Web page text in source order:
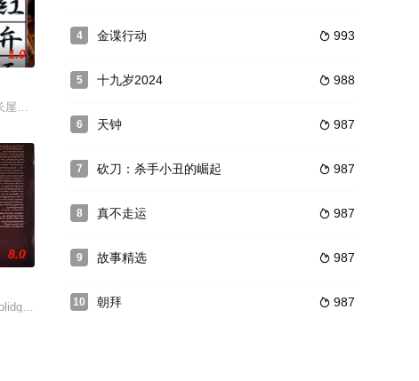
物资缺乏
家拳,陈慧楼,龙飞
1.0
中，住着一群一贫如洗却开朗乐天的穷人。生活在底层的他们，总能找到属于
8.0
was raped by a fe
4  993
金谍行动
5  988
十九岁2024
6  987
天钟
7  987
砍刀：杀手小丑的崛起
8  987
真不走运
9  987
故事精选
10  987
朝拜